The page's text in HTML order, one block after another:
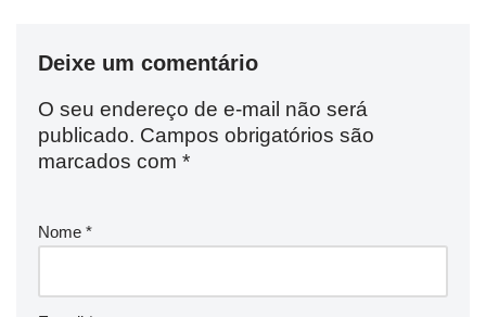
Deixe um comentário
O seu endereço de e-mail não será
publicado. Campos obrigatórios são
marcados com *
Nome *